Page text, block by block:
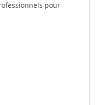
pour